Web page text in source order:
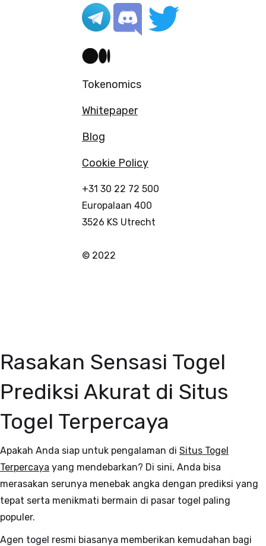
Tokenomics
Whitepaper
Blog
Cookie Policy
+31 30 22 72 500
Europalaan 400
3526 KS Utrecht
© 2022
Rasakan Sensasi Togel
Prediksi Akurat di Situs
Togel Terpercaya
Apakah Anda siap untuk pengalaman di Situs Togel
Terpercaya yang mendebarkan? Di sini, Anda bisa
merasakan serunya menebak angka dengan prediksi yang
tepat serta menikmati bermain di pasar togel paling
populer.
Agen togel resmi biasanya memberikan kemudahan bagi